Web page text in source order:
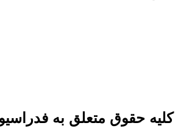
کلیه حقوق متعلق به